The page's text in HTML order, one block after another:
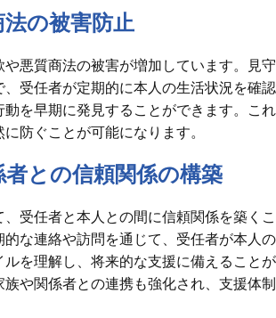
の被害防止
悪質商法の被害が増加しています。見守
、受任者が定期的に本人の生活状況を確認
動を早期に発見することができます。これ
防ぐことが可能になります。
者との信頼関係の構築
、受任者と本人との間に信頼関係を築くこ
的な連絡や訪問を通じて、受任者が本人の
を理解し、将来的な支援に備えることが
や関係者との連携も強化され、支援体制